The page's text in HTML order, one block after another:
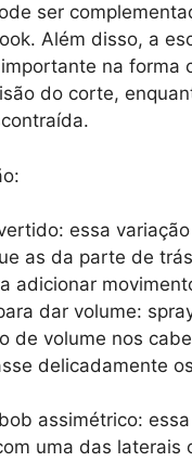
ser
Além disso, a
na
do corte,
essa
as da parte de
adicionar
dar volume:
de volume nos
delicadamente
assimétrico:
uma das laterais